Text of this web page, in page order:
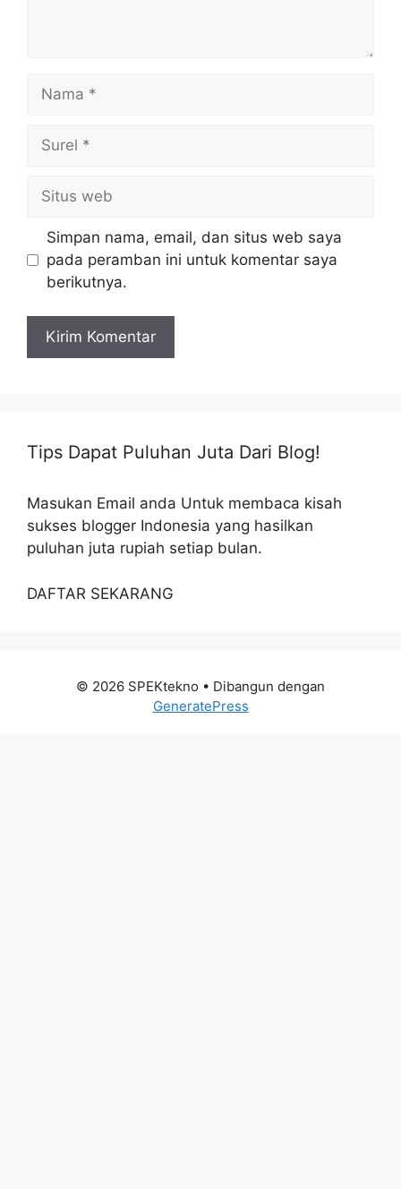
web
Simpan nama, email, dan situs web saya
pada peramban ini untuk komentar saya
berikutnya.
Tips Dapat Puluhan Juta Dari Blog!
Masukan Email anda Untuk membaca kisah
sukses blogger Indonesia yang hasilkan
puluhan juta rupiah setiap bulan.
DAFTAR SEKARANG
© 2026 SPEKtekno • Dibangun dengan
GeneratePress